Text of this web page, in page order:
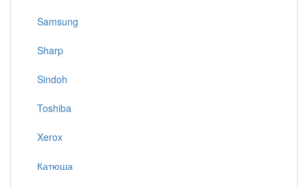
Samsung
Sharp
Sindoh
Toshiba
Xerox
Катюша